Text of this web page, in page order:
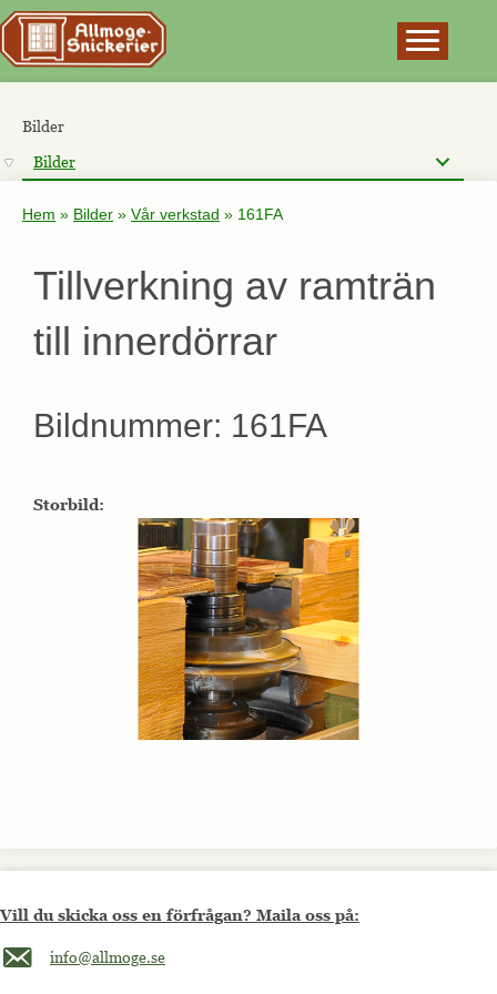
Bilder
Bilder
Hem » Bilder » Vår verkstad » 161FA
Tillverkning av ramträn
till innerdörrar
Bildnummer: 161FA
Storbild:
Vill du skicka oss en förfrågan? Maila oss på:
Maila oss på info@allmoge.se
info@allmoge.se